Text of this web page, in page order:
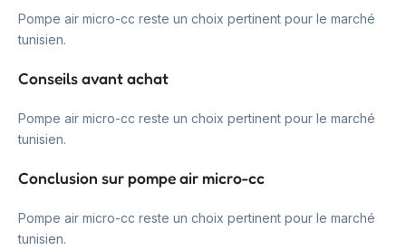
Pompe air micro-cc reste un choix pertinent pour le marché
tunisien.
Conseils avant achat
Pompe air micro-cc reste un choix pertinent pour le marché
tunisien.
Conclusion sur pompe air micro-cc
Pompe air micro-cc reste un choix pertinent pour le marché
tunisien.